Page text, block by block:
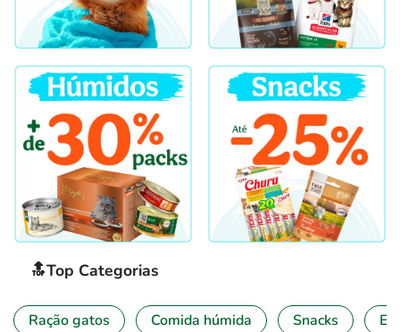
🔝Top Categorias
Ração gatos Comida húmida Snacks